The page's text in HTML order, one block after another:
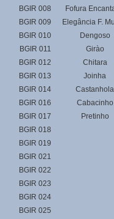
BGIR 008
Fofura
BGIR 009
Elegância F.
BGIR 010
Dengoso
BGIR 011
Girào
BGIR 012
Chitara
BGIR 013
Joinha
BGIR 014
Castanhola
BGIR 016
Cabacinho
BGIR 017
Pretinho
BGIR 018
BGIR 019
BGIR 021
BGIR 022
BGIR 023
BGIR 024
BGIR 025